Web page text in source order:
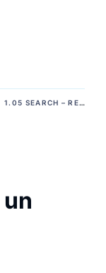
1.05 SEARCH – RECHERCHES AVEC UN FAIBLE TAUX DE CONVERSION